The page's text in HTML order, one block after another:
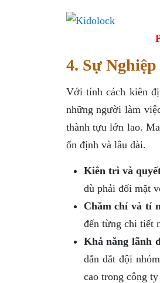
4. Sự
Với tính cách kiên
những người làm
thành tựu lớn lao.
ổn định và lâu dài.
Kiên trì và
dù phải đối mặt
Chăm chỉ và tỉ
đến từng chi tiết
Khả năng lãnh
dẫn dắt đội
cao trong công